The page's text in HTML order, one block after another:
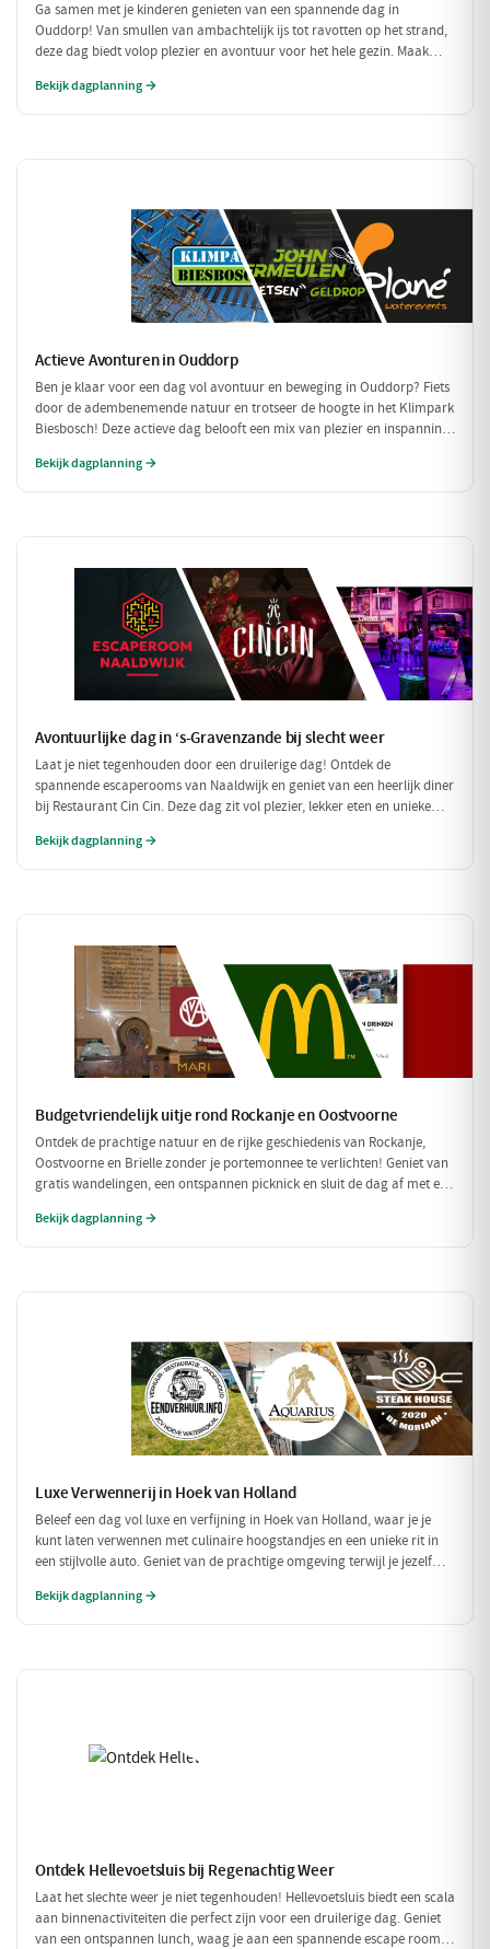
Ga samen met je kinderen genieten van een spannende dag in
Ouddorp! Van smullen van ambachtelijk ijs tot ravotten op het strand,
deze dag biedt volop plezier en avontuur voor het hele gezin. Maak
Bekijk dagplanning →
Actieve Avonturen in Ouddorp
Ben je klaar voor een dag vol avontuur en beweging in Ouddorp? Fiets
door de adembenemende natuur en trotseer de hoogte in het Klimpark
Biesbosch! Deze actieve dag belooft een mix van plezier en inspanning
Bekijk dagplanning →
Avontuurlijke dag in ‘s-Gravenzande bij slecht weer
Laat je niet tegenhouden door een druilerige dag! Ontdek de
spannende escaperooms van Naaldwijk en geniet van een heerlijk diner
bij Restaurant Cin Cin. Deze dag zit vol plezier, lekker eten en unieke
Bekijk dagplanning →
Budgetvriendelijk uitje rond Rockanje en Oostvoorne
Ontdek de prachtige natuur en de rijke geschiedenis van Rockanje,
Oostvoorne en Brielle zonder je portemonnee te verlichten! Geniet van
gratis wandelingen, een ontspannen picknick en sluit de dag af met een
Bekijk dagplanning →
Luxe Verwennerij in Hoek van Holland
Beleef een dag vol luxe en verfijning in Hoek van Holland, waar je je
kunt laten verwennen met culinaire hoogstandjes en een unieke rit in
een stijlvolle auto. Geniet van de prachtige omgeving terwijl je jezelf
in een prachtige oldtimer. Een perfect dagje uit voor de fijnproever en
Bekijk dagplanning →
Ontdek Hellevoetsluis bij Regenachtig Weer
Laat het slechte weer je niet tegenhouden! Hellevoetsluis biedt een scala
aan binnenactiviteiten die perfect zijn voor een druilerige dag. Geniet
van een ontspannen lunch, waag je aan een spannende escape room